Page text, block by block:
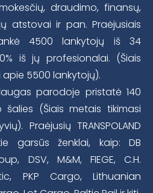
draudimo, finansų,
atstovai ir pan. Praėjusiais
4500 lankytojų iš 34
iš jų profesionalai. (Šiais
5500 lankytojų).
parodoje pristatė 140
(Šiais metais tikimasi
Praėjusių TRANSPOLAND
garsūs ženklai, kaip: DB
DSV, M&M, FIEGE, C.H.
PKP Cargo, Lithuanian